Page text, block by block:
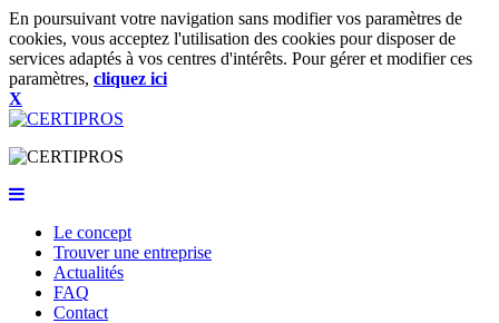
En poursuivant votre navigation sans modifier vos paramètres de
cookies, vous acceptez l'utilisation des cookies pour disposer de
services adaptés à vos centres d'intérêts. Pour gérer et modifier ces
paramètres, cliquez ici
X
Le concept
Trouver une entreprise
Actualités
FAQ
Contact